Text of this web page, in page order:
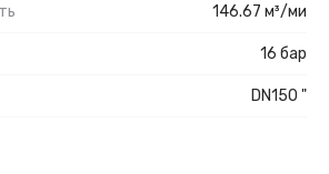
146.67 м³/ми
16 бар
DN150 "